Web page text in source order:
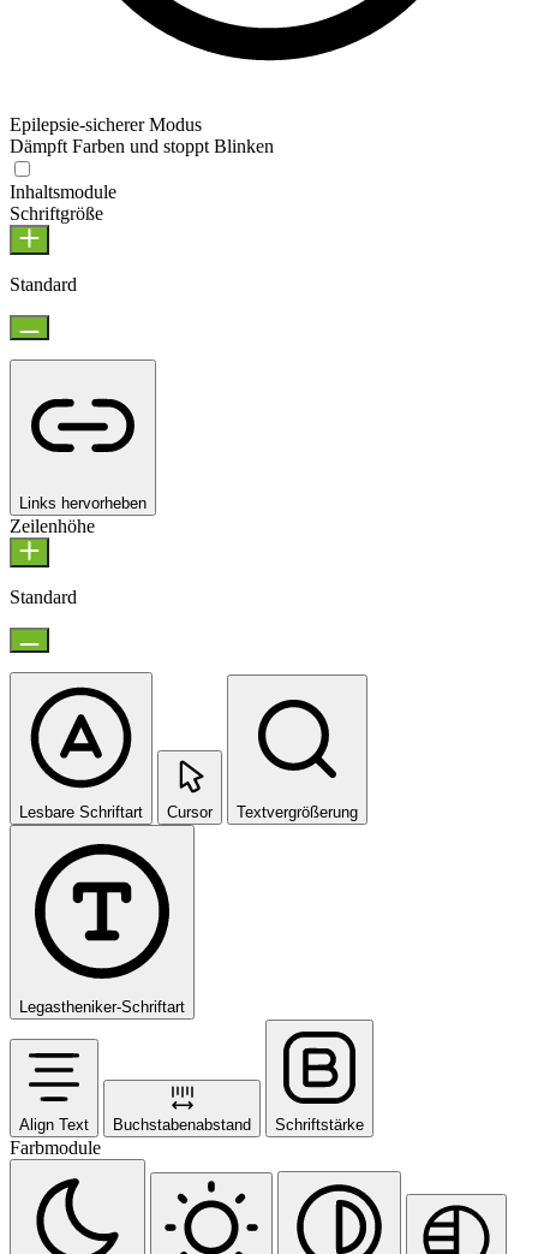
Epilepsie-sicherer Modus
Dämpft Farben und stoppt Blinken
Inhaltsmodule
Schriftgröße
Standard
Links hervorheben
Zeilenhöhe
Standard
Lesbare Schriftart Cursor Textvergrößerung
Legastheniker-Schriftart
Align Text Buchstabenabstand Schriftstärke
Farbmodule